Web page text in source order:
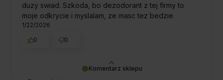
Komentarz sklepu
duzy swiad. Szkoda, bo dezodorant z tej firmy to
moje odkrycie i myslalam, ze masc tez bedzie
1/22/2026
0
0